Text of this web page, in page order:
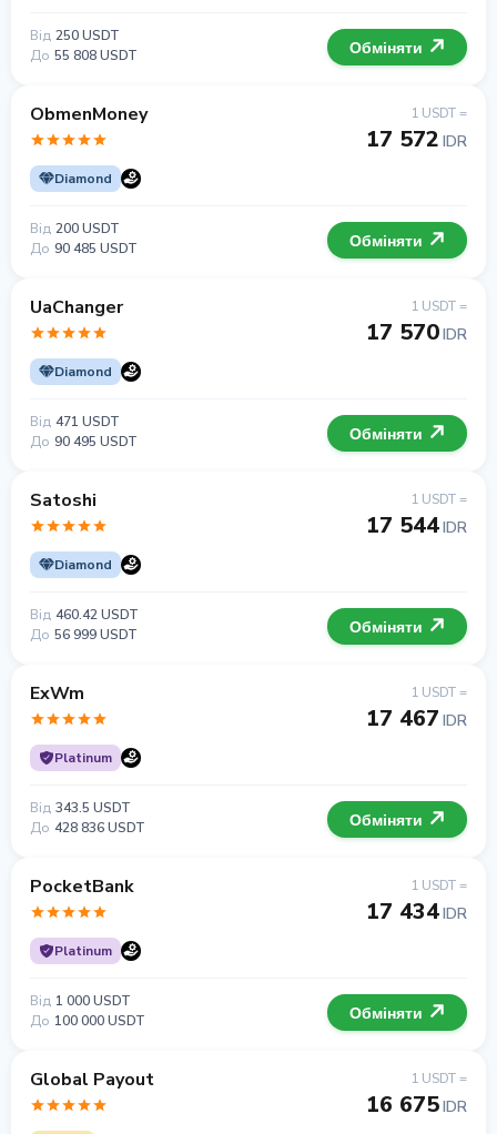
Від 250 USDT
До 55 808 USDT Обміняти
ObmenMoney
Diamond
1 USDT =
17 572 IDR
Від 200 USDT
До 90 485 USDT Обміняти
UaChanger
Diamond
1 USDT =
17 570IDR
Від 471 USDT
До 90 495 USDT Обміняти
Satoshi
Diamond
1 USDT =
17 544IDR
Від 460.42 USDT
До 56 999 USDT Обміняти
ExWm
Platinum
1 USDT =
17 467 IDR
Від 343.5 USDT
До 428 836 USDT Обміняти
PocketBank
Platinum
1 USDT =
17 434IDR
Від 1 000 USDT
До 100 000 USDT Обміняти
Global Payout 1 USDT =
16 675IDR